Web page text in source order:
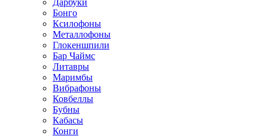
Дарбуки
Бонго
Ксилофоны
Металлофоны
Глокеншпили
Бар Чаймс
Литавры
Маримбы
Вибрафоны
Ковбеллы
Бубны
Кабасы
Конги